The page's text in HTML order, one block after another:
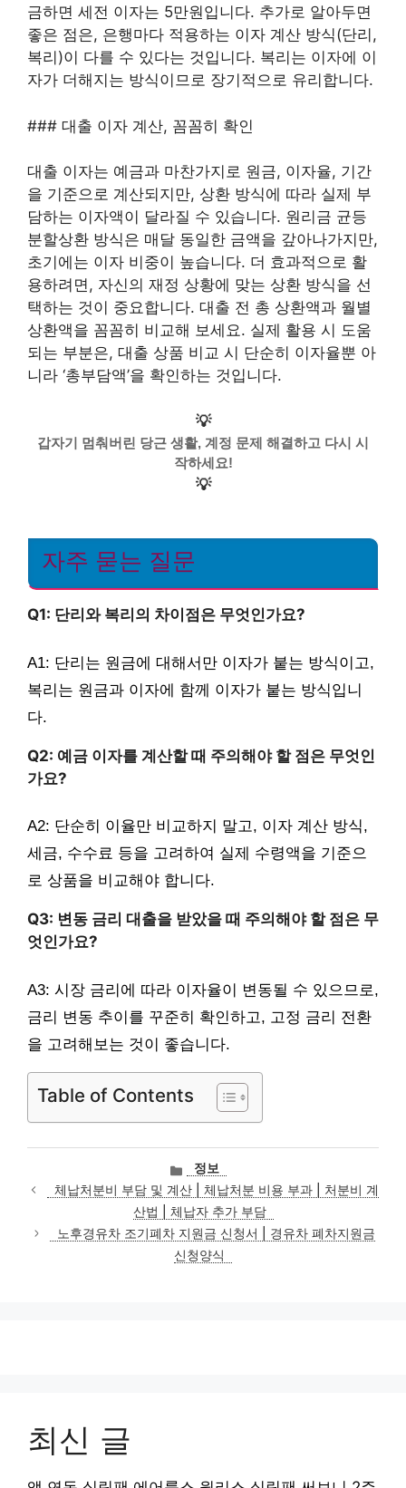
금하면 세전 이자는 5만원입니다. 추가로 알아두면
좋은 점은, 은행마다 적용하는 이자 계산 방식(단리,
복리)이 다를 수 있다는 것입니다. 복리는 이자에 이
자가 더해지는 방식이므로 장기적으로 유리합니다.
### 대출 이자 계산, 꼼꼼히 확인
대출 이자는 예금과 마찬가지로 원금, 이자율, 기간
을 기준으로 계산되지만, 상환 방식에 따라 실제 부
담하는 이자액이 달라질 수 있습니다. 원리금 균등
분할상환 방식은 매달 동일한 금액을 갚아나가지만,
초기에는 이자 비중이 높습니다. 더 효과적으로 활
용하려면, 자신의 재정 상황에 맞는 상환 방식을 선
택하는 것이 중요합니다. 대출 전 총 상환액과 월별
상환액을 꼼꼼히 비교해 보세요. 실제 활용 시 도움
되는 부분은, 대출 상품 비교 시 단순히 이자율뿐 아
니라 ‘총부담액’을 확인하는 것입니다.
💡
갑자기 멈춰버린 당근 생활, 계정 문제 해결하고 다시 시
작하세요!
💡
자주 묻는 질문
Q1: 단리와 복리의 차이점은 무엇인가요?
A1: 단리는 원금에 대해서만 이자가 붙는 방식이고,
복리는 원금과 이자에 함께 이자가 붙는 방식입니
다.
Q2: 예금 이자를 계산할 때 주의해야 할 점은 무엇인
가요?
A2: 단순히 이율만 비교하지 말고, 이자 계산 방식,
세금, 수수료 등을 고려하여 실제 수령액을 기준으
로 상품을 비교해야 합니다.
Q3: 변동 금리 대출을 받았을 때 주의해야 할 점은 무
엇인가요?
A3: 시장 금리에 따라 이자율이 변동될 수 있으므로,
금리 변동 추이를 꾸준히 확인하고, 고정 금리 전환
을 고려해보는 것이 좋습니다.
Table of Contents
카
테
고
리
정보
체납처분비 부담 및 계산 | 체납처분 비용 부과 | 처분비 계
산법 | 체납자 추가 부담
노후경유차 조기폐차 지원금 신청서 | 경유차 폐차지원금
신청양식
최신 글